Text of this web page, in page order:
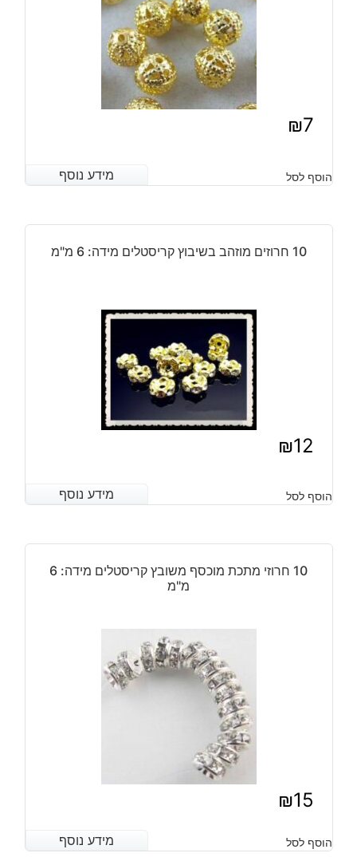
₪7
מידע נוסף הוסף לסל מידע נוסף
10 חרוזים מוזהב בשיבוץ קריסטלים מידה: 6 מ"מ
₪12
מידע נוסף הוסף לסל מידע נוסף
10 חרוזי מתכת מוכסף משובץ קריסטלים מידה: 6
מ"מ
₪15
מידע נוסף הוסף לסל מידע נוסף